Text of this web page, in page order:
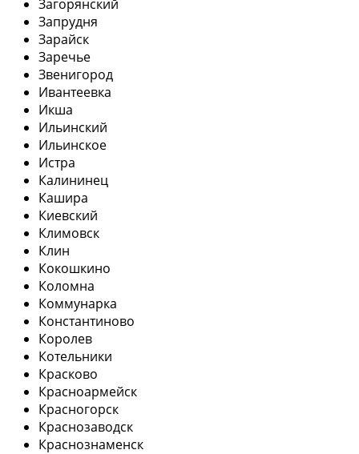
Загорянский
Запрудня
Зарайск
Заречье
Звенигород
Ивантеевка
Икша
Ильинский
Ильинское
Истра
Калининец
Кашира
Киевский
Климовск
Клин
Кокошкино
Коломна
Коммунарка
Константиново
Королев
Котельники
Красково
Красноармейск
Красногорск
Краснозаводск
Краснознаменск